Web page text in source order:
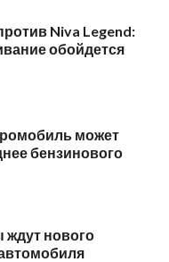
Niva Legend:
обойдется
может
бензинового
ждут нового